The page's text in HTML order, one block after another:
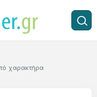
χαρακτήρα